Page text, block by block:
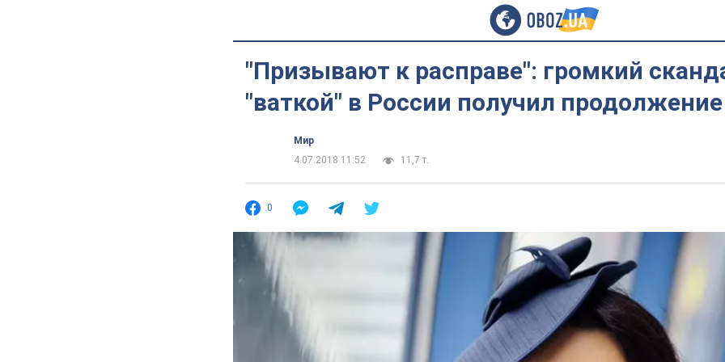
"Призывают к расправе": громкий
"ваткой" в России получил продолжение
Мир
4.07.2018 11:52
11,7 т.
0